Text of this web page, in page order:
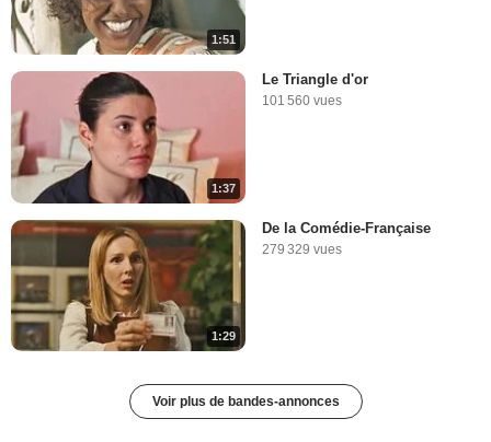
1:51
1:37
Le Triangle d'or
101 560 vues
1:29
De la Comédie-Française
279 329 vues
Voir plus de bandes-annonces